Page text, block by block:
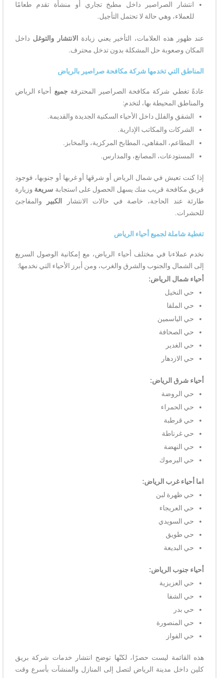
انتشار الصراصير داخل مطبخ تجاري أو منشأة تقدم طعامًا
للعملاء، وهي حالة لا تحتمل التأجيل.
عند ظهور هذه العلامات، التأخير يعني زيادة الانتشار والتوغلداخل
المكان وصعوبة حل المشكلة بدون تدخل محترف.
المناطق التي تخدمها شركة مكافحة صراصير بالرياض
عادةً تغطي شركة مكافحة الصراصير المحترفة جميعأحياء الرياض
والمناطق المحيطة بها، لتخدم:
الشقق والفلل داخل الأحياء السكنية الجديدة والقديمة.
الشركات والمكاتب الإدارية.
المطاعم، المقاهي، المطابخ المركزية، والمخابز.
المستودعات، المصانع، والمدارس.
إذا كنت تعيش في شمال الرياض أو شرقها أو غربها أو جنوبها، فوجود
فريق مكافحة قريب منك يسهل الحصول على استجابة سريعةوزيارة
طارئة عند الحاجة، خاصة في حالات الانتشار
الكبيروالمفاجئ
للحشرات.
تغطية شاملة لجميع أحياء الرياض
نخدم عملاءنا في مختلف أحياء الرياض، مع إمكانية الوصول السريع
إلى الشمال والجنوب والشرق والغرب، ومن أبرز الأحياء التي نخدمها:
أحياء شمال الرياض:
حي النخيل
حي الملقا
حي الياسمين
حي الصحافة
حي الغدير
حي الازدهار
أحياء شرق الرياض:
حي الروضة
حي الحمراء
حي قرطبة
حي غرناطة
حي النهضة
حي اليرموك
اما أحياء غرب الرياض:
حي ظهرة لبن
حي العريجاء
حي السويدي
حي طويق
حي البديعة
أحياء جنوب الرياض:
حي العزيزية
حي الشفا
حي بدر
حي المنصورة
حي الفواز
هذه القائمة ليست حصرًا، لكنّها توضح انتشار خدمات شركة بريق
كلين داخل مدينة الرياض لتصل إلى المنازل والمنشآت بأسرع وقت